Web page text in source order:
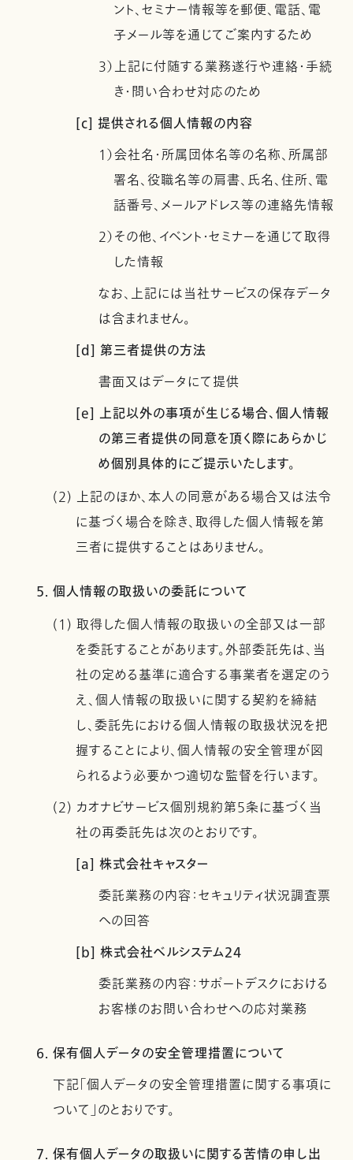
ント、セミナー情報等を郵便、電話、電
子メール等を通じてご案内するため
3）上記に付随する業務遂行や連絡・手続
き・問い合わせ対応のため
[c] 提供される個人情報の内容
1）会社名・所属団体名等の名称、所属部
署名、役職名等の肩書、氏名、住所、電
話番号、メールアドレス等の連絡先情報
2）その他、イベント・セミナーを通じて取得
した情報
なお、上記には当社サービスの保存データ
は含まれません。
[d] 第三者提供の方法
書面又はデータにて提供
[e] 上記以外の事項が生じる場合、個人情報
の第三者提供の同意を頂く際にあらかじ
め個別具体的にご提示いたします。
(2) 上記のほか、本人の同意がある場合又は法令
に基づく場合を除き、取得した個人情報を第
三者に提供することはありません。
5. 個人情報の取扱いの委託について
(1) 取得した個人情報の取扱いの全部又は一部
を委託することがあります。外部委託先は、当
社の定める基準に適合する事業者を選定のう
え、個人情報の取扱いに関する契約を締結
し、委託先における個人情報の取扱状況を把
握することにより、個人情報の安全管理が図
られるよう必要かつ適切な監督を行います。
(2) カオナビサービス個別規約第5条に基づく当
社の再委託先は次のとおりです。
[a] 株式会社キャスター
委託業務の内容：セキュリティ状況調査票
への回答
[b] 株式会社ベルシステム24
委託業務の内容：サポートデスクにおける
お客様のお問い合わせへの応対業務
6. 保有個人データの安全管理措置について
下記「個人データの安全管理措置に関する事項に
ついて」のとおりです。
7. 保有個人データの取扱いに関する苦情の申し出